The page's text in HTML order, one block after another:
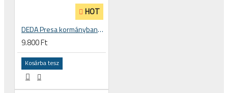
HOT
DEDA Presa kormánybandázs, kormány betekerő szalag
9.800 Ft
Kosárba tesz